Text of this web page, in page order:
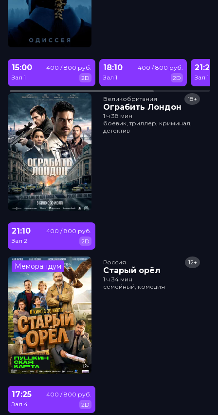
15:00
Зал 1
400 / 800 руб.
2D
18:10
Зал 1
400 / 800 руб.
2D
21:20
Зал 1
Великобритания
Ограбить Лондон
18+
1 ч 38 мин
боевик, триллер, криминал,
детектив
21:10
Зал 2
400 / 800 руб.
2D
Меморандум Россия
Старый орёл
12+
1 ч 34 мин
семейный, комедия
17:25
Зал 4
400 / 800 руб.
2D